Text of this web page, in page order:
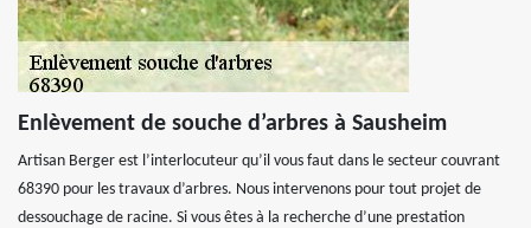
Enlèvement de souche d’arbres à Sausheim
Artisan Berger est l’interlocuteur qu’il vous faut dans le secteur couvrant
68390 pour les travaux d’arbres. Nous intervenons pour tout projet de
dessouchage de racine. Si vous êtes à la recherche d’une prestation